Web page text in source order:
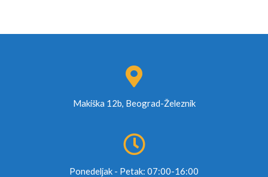
Makiška 12b, Beograd-Železnik
Ponedeljak - Petak: 07:00-16:00